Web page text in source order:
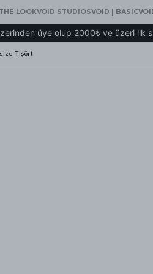
LOOKVOID STUDIOSVOID | BASIC
üye olup 2000₺ ve üzeri ilk
Tişört